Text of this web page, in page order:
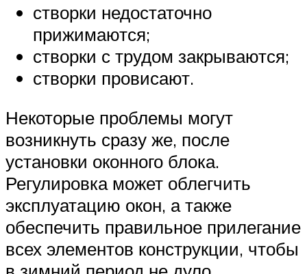
створки недостаточно
прижимаются;
створки с трудом закрываются;
створки провисают.
Некоторые проблемы могут
возникнуть сразу же, после
установки оконного блока.
Регулировка может облегчить
эксплуатацию окон, а также
обеспечить правильное прилегание
всех элементов конструкции, чтобы